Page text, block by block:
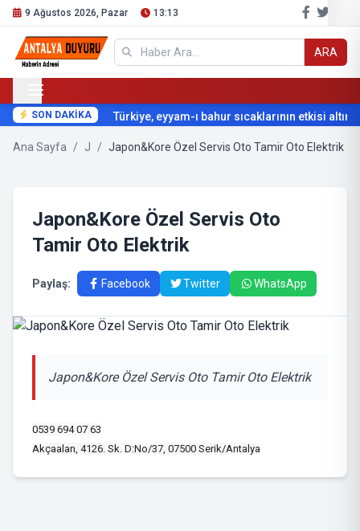
9 Ağustos 2026, Pazar 13:13
ARA
SON DAKİKA Türkiye, eyyam-ı bahur sıcaklarının etkisi
Ana Sayfa / J / Japon&Kore Özel Servis Oto Tamir Oto Elektrik
Japon&Kore Özel Servis Oto
Tamir Oto Elektrik
Paylaş: Facebook Twitter WhatsApp
Japon&Kore Özel Servis Oto Tamir Oto Elektrik
0539 694 07 63
Akçaalan, 4126. Sk. D:No/37, 07500 Serik/Antalya